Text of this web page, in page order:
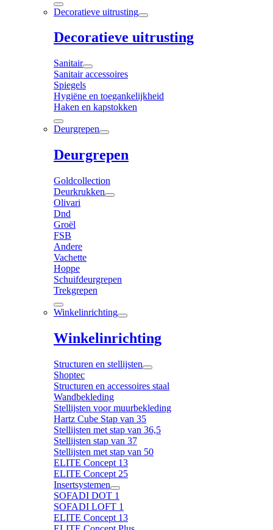
Decoratieve uitrusting
Decoratieve uitrusting
Sanitair
Sanitair accessoires
Spiegels
Hygiëne en toegankelijkheid
Haken en kapstokken
Deurgrepen
Deurgrepen
Goldcollection
Deurkrukken
Olivari
Dnd
Groël
FSB
Andere
Vachette
Hoppe
Schuifdeurgrepen
Trekgrepen
Winkelinrichting
Winkelinrichting
Structuren en stellijsten
Shoptec
Structuren en accessoires staal
Wandbekleding
Stellijsten voor muurbekleding
Hartz Cube Stap van 35
Stellijsten met stap van 36,5
Stellijsten stap van 37
Stellijsten met stap van 50
ELITE Concept 13
ELITE Concept 25
Insertsystemen
SOFADI DOT 1
SOFADI LOFT 1
ELITE Concept 13